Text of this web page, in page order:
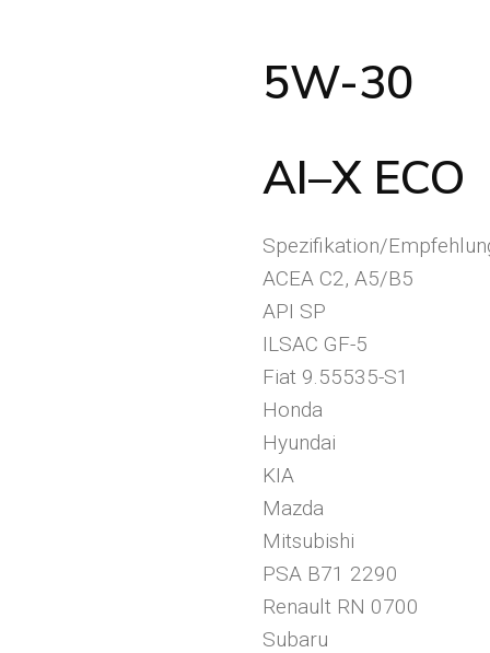
5W-30
AI–X ECO
Spezifikation/
ACEA C2, A5/B5
API SP
ILSAC GF-5
Fiat 9.55535-S1
Honda
Hyundai
KIA
Mazda
Mitsubishi
PSA B71 2290
Renault RN 0700
Subaru